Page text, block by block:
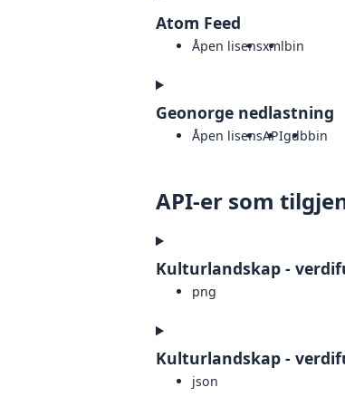
Atom Feed
Åpen lisensxmlbin
Geonorge nedlastning
Åpen lisensAPIgdbbin
API-er som
Kulturlandskap -
png
Kulturlandskap -
json